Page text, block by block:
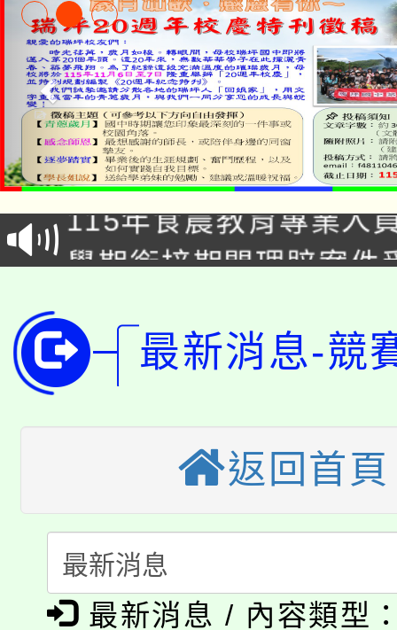
淨零綠生活教案入校路
會
115年食農教育專業人
程
學期銜接期間理賠案件
版
公告本校115學年度第
代理(課)教師甄選結果(
「2026金融保險知識
車」活動
桃園市115學年度學生
生本土語及新住民語歌
公告本校115學年度第
代理(課)教師甄選結果(
公告本校115學年度第
代理(課)教師甄選結果(
轉知中國文化大學推廣
《TA101》溝通分析基
淨零綠生活教案入校路
最新消息-競
返回首頁
最新消息 / 內容類型